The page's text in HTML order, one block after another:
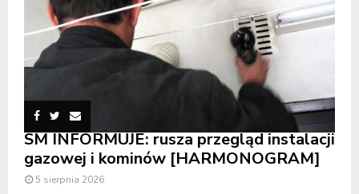
SM INFORMUJE: rusza przegląd instalacji
gazowej i kominów [HARMONOGRAM]
5 sierpnia 2026